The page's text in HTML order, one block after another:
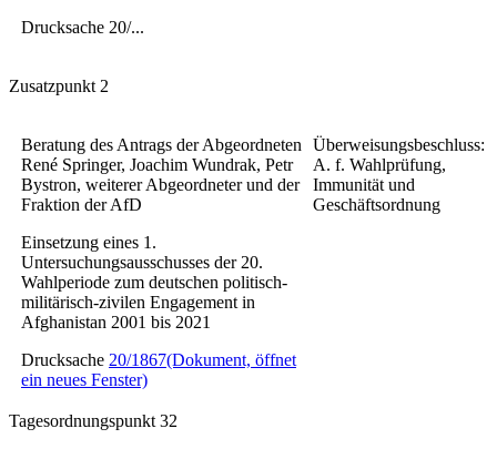
Drucksache 20/...
Zusatzpunkt 2
Beratung des Antrags der Abgeordneten
René Springer, Joachim Wundrak, Petr
Bystron, weiterer Abgeordneter und der
Fraktion der AfD
Einsetzung eines 1.
Untersuchungsausschusses der 20.
Wahlperiode zum deutschen politisch-
militärisch-zivilen Engagement in
Afghanistan 2001 bis 2021
Drucksache 20/1867(Dokument, öffnet
ein neues Fenster)
Überweisungsbeschluss:
A. f. Wahlprüfung,
Immunität und
Geschäftsordnung
Tagesordnungspunkt 32